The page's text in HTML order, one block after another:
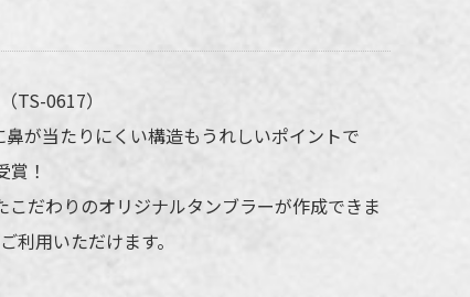
ムデザインタンブラーFC 500mlの名
様
台紙印刷
TS-0617）
が当たりにくい構造もうれしいポイントで
！
だわりのオリジナルタンブラーが作成できま
用いただけます。